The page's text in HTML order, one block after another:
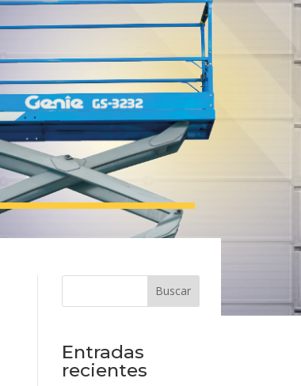
Buscar
Entradas
recientes